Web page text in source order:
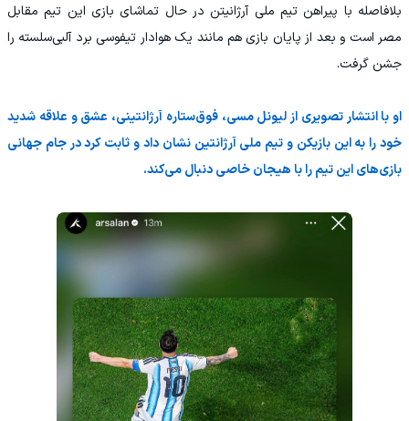
بلافاصله با پیراهن تیم ملی آرژانیتن در حال تماشای بازی این تیم مقابل
مصر است و بعد از پایان بازی هم مانند یک هوادار تیفوسی برد آلبی‌سلسته را
جشن گرفت.
او با انتشار تصویری از لیونل مسی، فوق‌ستاره آرژانتینی، عشق و علاقه شدید
خود را به این بازیکن و تیم ملی آرژانتین نشان داد و ثابت کرد در جام جهانی
بازی‌های این تیم را با هیجان خاصی دنبال می‌کند.